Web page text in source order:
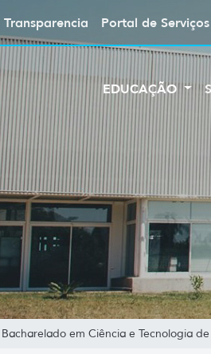
Transparencia Portal de Serviços
EDUCAÇÃO
Bacharelado em Ciência e Tecnologia